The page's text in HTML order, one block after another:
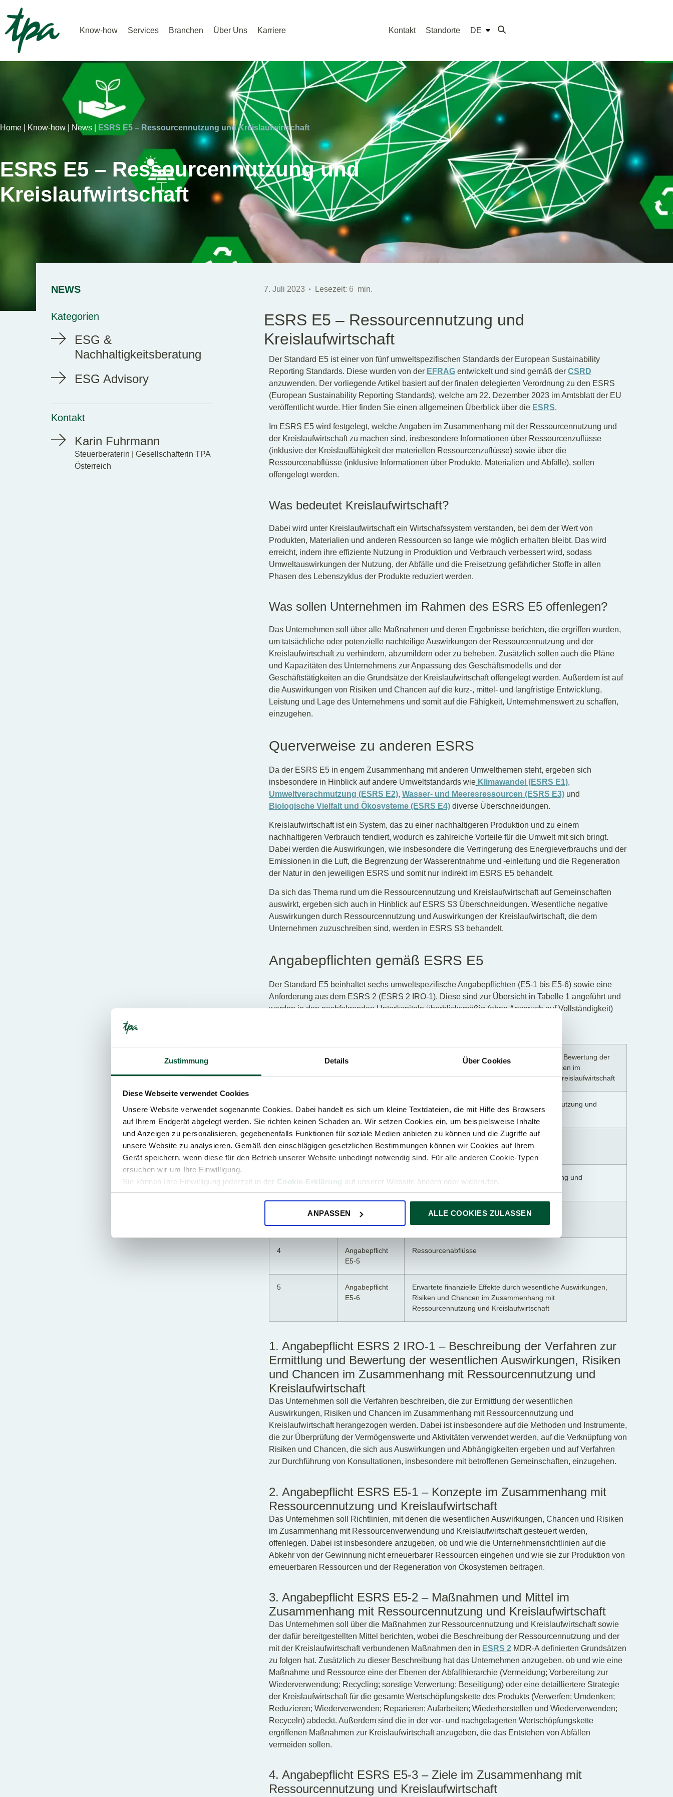
Zustimmung Details Über Cookies
Diese Webseite verwendet Cookies
Unsere Website verwendet sogenannte Cookies. Dabei handelt es sich um kleine Textdateien, die mit Hilfe des Browsers
auf Ihrem Endgerät abgelegt werden. Sie richten keinen Schaden an. Wir setzen Cookies ein, um beispielsweise Inhalte
und Anzeigen zu personalisieren, gegebenenfalls Funktionen für soziale Medien anbieten zu können und die Zugriffe auf
unsere Website zu analysieren. Gemäß den einschlägigen gesetzlichen Bestimmungen können wir Cookies auf Ihrem
Gerät speichern, wenn diese für den Betrieb unserer Website unbedingt notwendig sind. Für alle anderen Cookie-Typen
ersuchen wir um Ihre Einwilligung.
Sie können Ihre Einwilligung jederzeit in der Cookie-Erklärung auf unserer Website ändern oder widerrufen.
ANPASSEN ALLE COOKIES ZULASSEN
Know-how Services Branchen Über Uns Karriere Kontakt Standorte DE
Home | Know-how | News | ESRS E5 – Ressourcennutzung und Kreislaufwirtschaft
ESRS E5 – Ressourcennutzung und
Kreislaufwirtschaft
NEWS
Kategorien
ESG &
Nachhaltigkeitsberatung
ESG Advisory
Kontakt
Karin Fuhrmann
Steuerberaterin | Gesellschafterin TPA
Österreich
7. Juli 2023 Lesezeit: 6 min.
ESRS E5 – Ressourcennutzung und
Kreislaufwirtschaft
Der Standard E5 ist einer von fünf umweltspezifischen Standards der European Sustainability
Reporting Standards. Diese wurden von der EFRAGentwickelt und sind gemäß der CSRD
anzuwenden. Der vorliegende Artikel basiert auf der finalen delegierten Verordnung zu den ESRS
(European Sustainability Reporting Standards), welche am 22. Dezember 2023 im Amtsblatt der EU
veröffentlicht wurde. Hier finden Sie einen allgemeinen Überblick über die ESRS.
Im ESRS E5 wird festgelegt, welche Angaben im Zusammenhang mit der Ressourcennutzung und
der Kreislaufwirtschaft zu machen sind, insbesondere Informationen über Ressourcenzuflüsse
(inklusive der Kreislauffähigkeit der materiellen Ressourcenzuflüsse) sowie über die
Ressourcenabflüsse (inklusive Informationen über Produkte, Materialien und Abfälle), sollen
offengelegt werden.
Was bedeutet Kreislaufwirtschaft?
Dabei wird unter Kreislaufwirtschaft ein Wirtschafssystem verstanden, bei dem der Wert von
Produkten, Materialien und anderen Ressourcen so lange wie möglich erhalten bleibt. Das wird
erreicht, indem ihre effiziente Nutzung in Produktion und Verbrauch verbessert wird, sodass
Umweltauswirkungen der Nutzung, der Abfälle und die Freisetzung gefährlicher Stoffe in allen
Phasen des Lebenszyklus der Produkte reduziert werden.
Was sollen Unternehmen im Rahmen des ESRS E5 offenlegen?
Das Unternehmen soll über alle Maßnahmen und deren Ergebnisse berichten, die ergriffen wurden,
um tatsächliche oder potenzielle nachteilige Auswirkungen der Ressourcennutzung und der
Kreislaufwirtschaft zu verhindern, abzumildern oder zu beheben. Zusätzlich sollen auch die Pläne
und Kapazitäten des Unternehmens zur Anpassung des Geschäftsmodells und der
Geschäftstätigkeiten an die Grundsätze der Kreislaufwirtschaft offengelegt werden. Außerdem ist auf
die Auswirkungen von Risiken und Chancen auf die kurz-, mittel- und langfristige Entwicklung,
Leistung und Lage des Unternehmens und somit auf die Fähigkeit, Unternehmenswert zu schaffen,
einzugehen.
Querverweise zu anderen ESRS
Da der ESRS E5 in engem Zusammenhang mit anderen Umwelthemen steht, ergeben sich
insbesondere in Hinblick auf andere Umweltstandards wie Klimawandel (ESRS E1),
Umweltverschmutzung (ESRS E2), Wasser- und Meeresressourcen (ESRS E3)und
Biologische Vielfalt und Ökosysteme (ESRS E4)diverse Überschneidungen.
Kreislaufwirtschaft ist ein System, das zu einer nachhaltigeren Produktion und zu einem
nachhaltigeren Verbrauch tendiert, wodurch es zahlreiche Vorteile für die Umwelt mit sich bringt.
Dabei werden die Auswirkungen, wie insbesondere die Verringerung des Energieverbrauchs und der
Emissionen in die Luft, die Begrenzung der Wasserentnahme und -einleitung und die Regeneration
der Natur in den jeweiligen ESRS und somit nur indirekt im ESRS E5 behandelt.
Da sich das Thema rund um die Ressourcennutzung und Kreislaufwirtschaft auf Gemeinschaften
auswirkt, ergeben sich auch in Hinblick auf ESRS S3 Überschneidungen. Wesentliche negative
Auswirkungen durch Ressourcennutzung und Auswirkungen der Kreislaufwirtschaft, die dem
Unternehmen zuzuschreiben sind, werden in ESRS S3 behandelt.
Angabepflichten gemäß ESRS E5
Der Standard E5 beinhaltet sechs umweltspezifische Angabepflichten (E5-1 bis E5-6) sowie eine
Anforderung aus dem ESRS 2 (ESRS 2 IRO-1). Diese sind zur Übersicht in Tabelle 1 angeführt und
werden in den nachfolgenden Unterkapiteln überblicksmäßig (ohne Anspruch auf Vollständigkeit)
Beschreibung der Verfahren zur Ermittlung und Bewertung der
wesentlichen Auswirkungen, Risiken und Chancen im
Zusammenhang mit Ressourcennutzung und Kreislaufwirtschaft
E5-1
Konzepte im Zusammenhang mit Ressourcennutzung und
Kreislaufwirtschaft
Ressourcennutzung und Kreislaufwirtschaft
5
Angabepflicht
Ziele im Zusammenhang mit Ressourcennutzung und
Angabepflicht
E5-4
Ressourcenzuflüsse
4
Angabepflicht
E5-5
Ressourcenabflüsse
5
Angabepflicht
E5-6
Erwartete finanzielle Effekte durch wesentliche Auswirkungen,
Risiken und Chancen im Zusammenhang mit
Ressourcennutzung und Kreislaufwirtschaft
1. Angabepflicht ESRS 2 IRO-1 – Beschreibung der Verfahren zur
Ermittlung und Bewertung der wesentlichen Auswirkungen, Risiken
und Chancen im Zusammenhang mit Ressourcennutzung und
Kreislaufwirtschaft
Das Unternehmen soll die Verfahren beschreiben, die zur Ermittlung der wesentlichen
Auswirkungen, Risiken und Chancen im Zusammenhang mit Ressourcennutzung und
Kreislaufwirtschaft herangezogen werden. Dabei ist insbesondere auf die Methoden und Instrumente,
die zur Überprüfung der Vermögenswerte und Aktivitäten verwendet werden, auf die Verknüpfung von
Risiken und Chancen, die sich aus Auswirkungen und Abhängigkeiten ergeben und auf Verfahren
zur Durchführung von Konsultationen, insbesondere mit betroffenen Gemeinschaften, einzugehen.
2. Angabepflicht ESRS E5-1 – Konzepte im Zusammenhang mit
Ressourcennutzung und Kreislaufwirtschaft
Das Unternehmen soll Richtlinien, mit denen die wesentlichen Auswirkungen, Chancen und Risiken
im Zusammenhang mit Ressourcenverwendung und Kreislaufwirtschaft gesteuert werden,
offenlegen. Dabei ist insbesondere anzugeben, ob und wie die Unternehmensrichtlinien auf die
Abkehr von der Gewinnung nicht erneuerbarer Ressourcen eingehen und wie sie zur Produktion von
erneuerbaren Ressourcen und der Regeneration von Ökosystemen beitragen.
3. Angabepflicht ESRS E5-2 – Maßnahmen und Mittel im
Zusammenhang mit Ressourcennutzung und Kreislaufwirtschaft
Das Unternehmen soll über die Maßnahmen zur Ressourcennutzung und Kreislaufwirtschaft sowie
der dafür bereitgestellten Mittel berichten, wobei die Beschreibung der Ressourcennutzung und der
mit der Kreislaufwirtschaft verbundenen Maßnahmen den in ESRS 2MDR-A definierten Grundsätzen
zu folgen hat. Zusätzlich zu dieser Beschreibung hat das Unternehmen anzugeben, ob und wie eine
Maßnahme und Ressource eine der Ebenen der Abfallhierarchie (Vermeidung; Vorbereitung zur
Wiederverwendung; Recycling; sonstige Verwertung; Beseitigung) oder eine detailliertere Strategie
der Kreislaufwirtschaft für die gesamte Wertschöpfungskette des Produkts (Verwerfen; Umdenken;
Reduzieren; Wiederverwenden; Reparieren; Aufarbeiten; Wiederherstellen und Wiederverwenden;
Recyceln) abdeckt. Außerdem sind die in der vor- und nachgelagerten Wertschöpfungskette
ergriffenen Maßnahmen zur Kreislaufwirtschaft anzugeben, die das Entstehen von Abfällen
vermeiden sollen.
4. Angabepflicht ESRS E5-3 – Ziele im Zusammenhang mit
Ressourcennutzung und Kreislaufwirtschaft